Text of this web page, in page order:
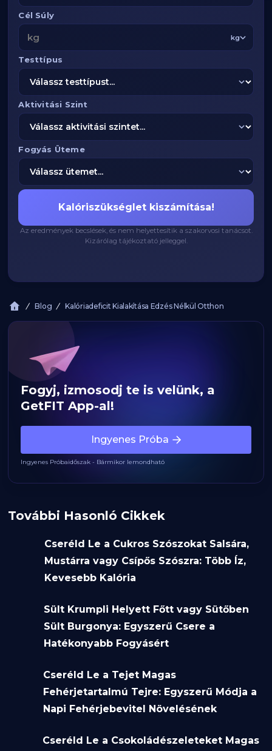
Cél Súly
kg
Testtípus
Aktivitási Szint
Fogyás Üteme
Kalóriszükséglet kiszámítása!
Az eredmények becslések, és nem helyettesítik a szakorvosi tanácsot.
Kizárólag tájékoztató jelleggel.
Blog Kalóriadeficit Kialakítása Edzés Nélkül Otthon
Fogyj, izmosodj te is velünk, a
GetFIT App-al!
Ingyenes Próba
Ingyenes Próbaidőszak - Bármikor lemondható
További Hasonló Cikkek
Cseréld Le a Cukros Szószokat Salsára,
Mustárra vagy Csípős Szószra: Több Íz,
Kevesebb Kalória
Sült Krumpli Helyett Főtt vagy Sütőben
Sült Burgonya: Egyszerű Csere a
Hatékonyabb Fogyásért
Cseréld Le a Tejet Magas
Fehérjetartalmú Tejre: Egyszerű Módja a
Napi Fehérjebevitel Növelésének
Cseréld Le a Csokoládészeleteket Magas